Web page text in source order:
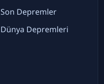
Son Depremler
Dünya Depremleri